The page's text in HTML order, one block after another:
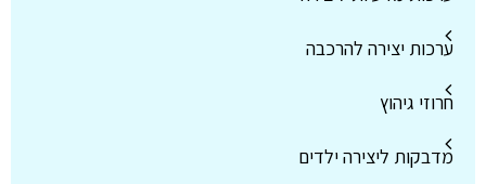
ערכות יצירה להרכבה
חרוזי גיהוץ
מדבקות ליצירה ילדים